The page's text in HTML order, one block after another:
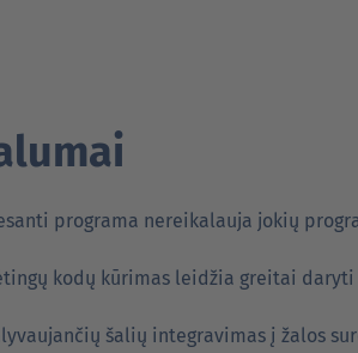
programa nereikalauja jokių
kodų kūrimas leidžia greitai
šalių integravimas į žalos